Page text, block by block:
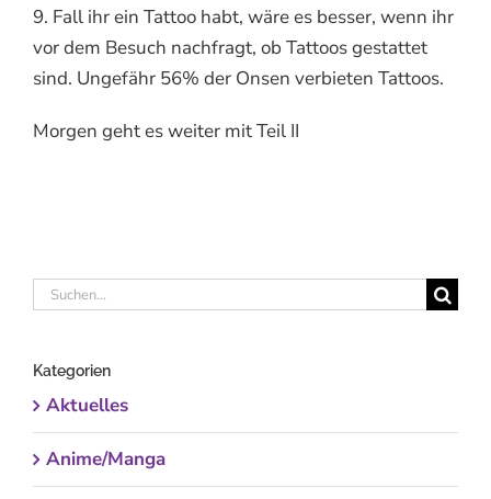
9. Fall ihr ein Tattoo habt, wäre es besser, wenn ihr
vor dem Besuch nachfragt, ob Tattoos gestattet
sind. Ungefähr 56% der Onsen verbieten Tattoos.
Morgen geht es weiter mit Teil II
Suche
Kategorien
Aktuelles
Anime/Manga